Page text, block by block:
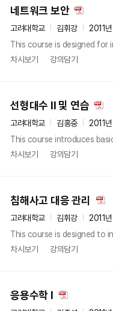
네트워크 보안
고려대학교 김휘강
2011
This course is designed for
차시보기
강의담기
선형대수 II 및 연습
고려대학교 김홍중
2011
This course introduces
차시보기
강의담기
침해사고 대응 관리
고려대학교 김휘강
2011
This course is designed to
차시보기
강의담기
응용수학 I